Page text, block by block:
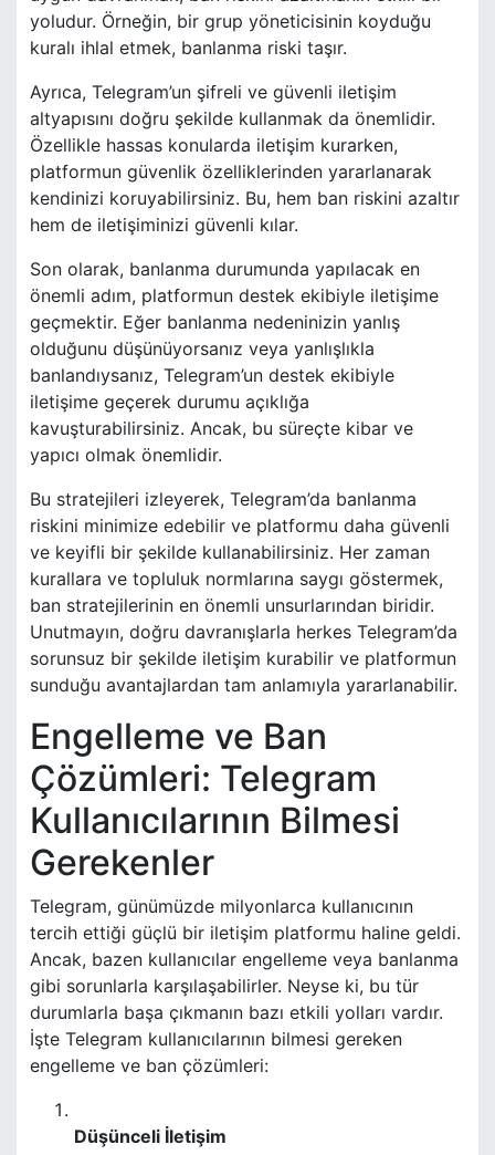
yoludur. Örneğin, bir grup yöneticisinin koyduğu
kuralı ihlal etmek, banlanma riski taşır.
Ayrıca, Telegram’un şifreli ve güvenli iletişim
altyapısını doğru şekilde kullanmak da önemlidir.
Özellikle hassas konularda iletişim kurarken,
platformun güvenlik özelliklerinden yararlanarak
kendinizi koruyabilirsiniz. Bu, hem ban riskini azaltır
hem de iletişiminizi güvenli kılar.
Son olarak, banlanma durumunda yapılacak en
önemli adım, platformun destek ekibiyle iletişime
geçmektir. Eğer banlanma nedeninizin yanlış
olduğunu düşünüyorsanız veya yanlışlıkla
banlandıysanız, Telegram’un destek ekibiyle
iletişime geçerek durumu açıklığa
kavuşturabilirsiniz. Ancak, bu süreçte kibar ve
yapıcı olmak önemlidir.
Bu stratejileri izleyerek, Telegram’da banlanma
riskini minimize edebilir ve platformu daha güvenli
ve keyifli bir şekilde kullanabilirsiniz. Her zaman
kurallara ve topluluk normlarına saygı göstermek,
ban stratejilerinin en önemli unsurlarından biridir.
Unutmayın, doğru davranışlarla herkes Telegram’da
sorunsuz bir şekilde iletişim kurabilir ve platformun
sunduğu avantajlardan tam anlamıyla yararlanabilir.
Engelleme ve Ban
Çözümleri: Telegram
Kullanıcılarının Bilmesi
Gerekenler
Telegram, günümüzde milyonlarca kullanıcının
tercih ettiği güçlü bir iletişim platformu haline geldi.
Ancak, bazen kullanıcılar engelleme veya banlanma
gibi sorunlarla karşılaşabilirler. Neyse ki, bu tür
durumlarla başa çıkmanın bazı etkili yolları vardır.
İşte Telegram kullanıcılarının bilmesi gereken
engelleme ve ban çözümleri:
Düşünceli İletişim